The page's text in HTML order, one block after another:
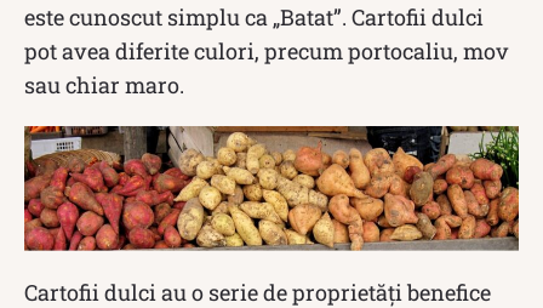
este cunoscut simplu ca „Batat”. Cartofii dulci
pot avea diferite culori, precum portocaliu, mov
sau chiar maro.
Cartofii dulci au o serie de proprietăți benefice